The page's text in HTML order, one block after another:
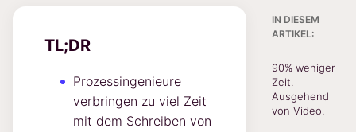
TL;DR
Prozessingenieure
verbringen zu viel Zeit
mit dem Schreiben von
IN DIESEM
ARTIKEL:
90% weniger
Zeit.
Ausgehend
von Video.